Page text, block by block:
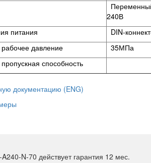
240В
питания
DIN-
давление
35МПа
способность
документацию (ENG)
N-70 действует гарантия 12 мес.